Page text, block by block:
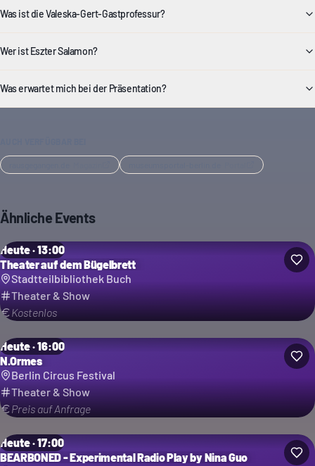
Was ist die Valeska-Gert-Gastprofessur?
Wer ist Eszter Salamon?
Was erwartet mich bei der Präsentation?
Ähnliche Events
Heute · 13:00
Theater auf dem Bügelbrett
Stadtteilbibliothek Buch
Theater & Show
Kostenlos
Heute · 16:00
N.Ormes
Berlin Circus Festival
Theater & Show
Preis auf Anfrage
Heute · 17:00
BEARBONED - Experimental Radio Play by Nina Guo